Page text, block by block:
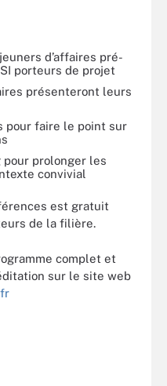
d’affaires pré-
porteurs de projet
présenteront leurs
pour faire le point sur
prolonger les
convivial
est gratuit
de la filière.
complet et
sur le site web